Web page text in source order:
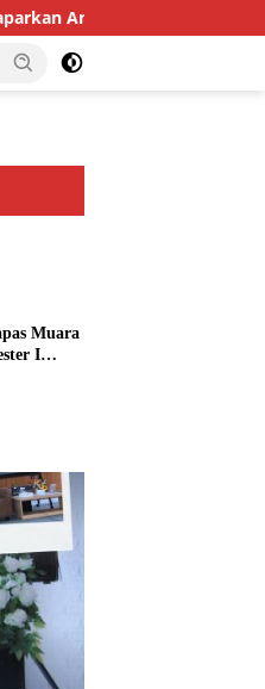
Kinerja Semester I Tahun
Muara
I